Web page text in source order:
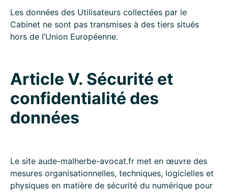
Les données des Utilisateurs collectées par le
Cabinet ne sont pas transmises à des tiers situés
hors de l’Union Européenne.
Article V. Sécurité et
confidentialité des
données
Le site aude-malherbe-avocat.fr met en œuvre des
mesures organisationnelles, techniques, logicielles et
physiques en matière de sécurité du numérique pour